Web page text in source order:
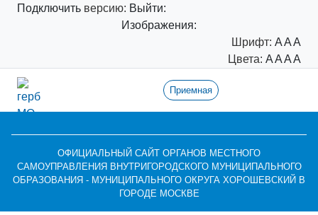
Подключить версию: Выйти:
Изображения:
Шрифт: AAA
Цвета: AAAA
Приемная
ОФИЦИАЛЬНЫЙ САЙТ ОРГАНОВ МЕСТНОГО
САМОУПРАВЛЕНИЯ ВНУТРИГОРОДСКОГО МУНИЦИПАЛЬНОГО
ОБРАЗОВАНИЯ - МУНИЦИПАЛЬНОГО ОКРУГА ХОРОШЕВСКИЙ В
ГОРОДЕ МОСКВЕ